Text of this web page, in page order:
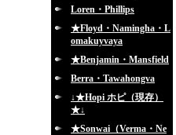
Loren・Phillips
★Floyd・Namingha・L
omakuyvaya
★Benjamin・Mansfield
Berra・Tawahongva
↓★Hopi ホピ（現存）
★↓
★Sonwai（Verma・Ne